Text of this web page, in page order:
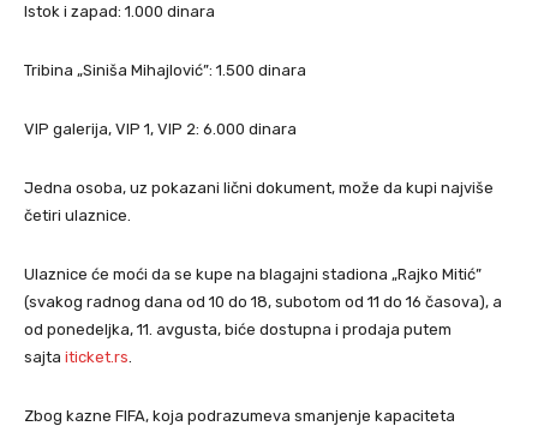
Istok i zapad: 1.000 dinara
Tribina „Siniša Mihajlović”: 1.500 dinara
VIP galerija, VIP 1, VIP 2: 6.000 dinara
Jedna osoba, uz pokazani lični dokument, može da kupi najviše
četiri ulaznice.
Ulaznice će moći da se kupe na blagajni stadiona „Rajko Mitić”
(svakog radnog dana od 10 do 18, subotom od 11 do 16 časova), a
od ponedeljka, 11. avgusta, biće dostupna i prodaja putem
sajta iticket.rs
Zbog kazne FIFA, koja podrazumeva smanjenje kapaciteta